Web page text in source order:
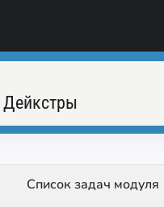
Список задач модуля